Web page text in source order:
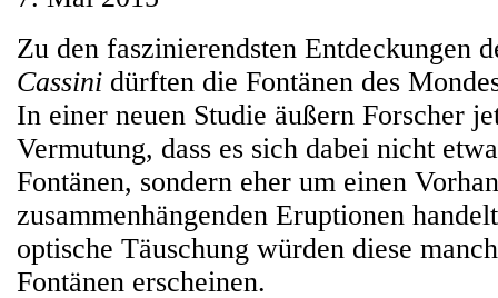
Zu den faszinierendsten Entdeckungen
Cassini dürften die Fontänen des
In einer neuen Studie äußern Forscher
Vermutung, dass es sich dabei nicht
Fontänen, sondern eher um einen
zusammenhängenden Eruptionen
optische Täuschung würden diese
Fontänen erscheinen.